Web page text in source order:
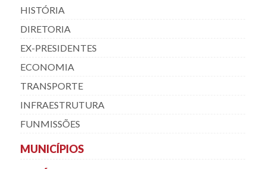
HISTÓRIA
DIRETORIA
EX-PRESIDENTES
ECONOMIA
TRANSPORTE
INFRAESTRUTURA
FUNMISSÕES
MUNICÍPIOS